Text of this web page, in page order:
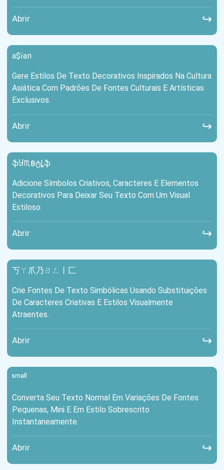
Abrir ↪
а$їап
Gere Estilos De Texto Decorativos Inspirados Na Cultura
Asiática Com Padrões De Fontes Culturais E Artísticas
Exclusivos.
Abrir ↪
ֆႸ♏฿ტȴֆ
Adicione Símbolos Criativos, Caracteres E Elementos
Decorativos Para Deixar Seu Texto Com Um Visual
Estiloso.
Abrir ↪
丂ㄚ爪乃ㄖㄥ丨匚
Crie Fontes De Texto Simbólicas Usando Substituições
De Caracteres Criativas E Estilos Visualmente
Atraentes.
Abrir ↪
ˢᵐᵃˡˡ
Converta Seu Texto Normal Em Variações De Fontes
Pequenas, Mini E Em Estilo Sobrescrito
Instantaneamente.
Abrir ↪